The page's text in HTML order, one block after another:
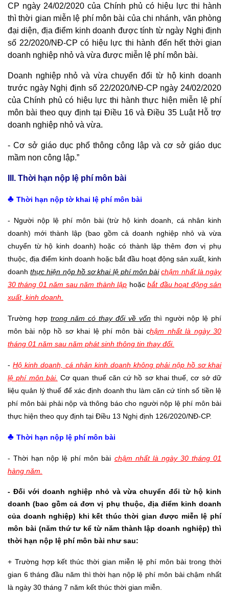
CP ngày 24/02/2020 của Chính phủ có hiệu lực thi hành
thì thời gian miễn lệ phí môn bài của chi nhánh, văn phòng
đại diện, địa điểm kinh doanh được tính từ ngày Nghị định
số 22/2020/NĐ-CP có hiệu lực thi hành đến hết thời gian
doanh nghiệp nhỏ và vừa được miễn lệ phí môn bài.
Doanh nghiệp nhỏ và vừa chuyển đổi từ hộ kinh doanh
trước ngày Nghị định số 22/2020/NĐ-CP ngày 24/02/2020
của Chính phủ có hiệu lực thi hành thực hiện miễn lệ phí
môn bài theo quy định tại Điều 16 và Điều 35 Luật Hỗ trợ
doanh nghiệp nhỏ và vừa.
- Cơ sở giáo dục phổ thông công lập và cơ sở giáo dục
mầm non công lập.”
III. Thời hạn nộp lệ phí môn bài
♣ Thời hạn nộp tờ khai lệ phí môn bài
- Người nộp lệ phí môn bài (trừ hộ kinh doanh, cá nhân kinh
doanh) mới thành lập (bao gồm cả doanh nghiệp nhỏ và vừa
chuyển từ hộ kinh doanh) hoặc có thành lập thêm đơn vị phụ
thuộc, địa điểm kinh doanh hoặc bắt đầu hoạt động sản xuất, kinh
doanhthực hiện nộp hồ sơ khai lệ phí môn bài chậm nhất là ngày
30 tháng 01 năm sau năm thành lập hoặcbắt đầu hoạt động sản
xuất, kinh doanh.
Trường hợp trong năm có thay đổi về vốn thì người nộp lệ phí
môn bài nộp hồ sơ khai lệ phí môn bài chậm nhất là ngày 30
tháng 01 năm sau năm phát sinh thông tin thay đổi.
- Hộ kinh doanh, cá nhân kinh doanh không phải nộp hồ sơ khai
lệ phí môn bài. Cơ quan thuế căn cứ hồ sơ khai thuế, cơ sở dữ
liệu quản lý thuế để xác định doanh thu làm căn cứ tính số tiền lệ
phí môn bài phải nộp và thông báo cho người nộp lệ phí môn bài
thực hiện theo quy định tại Điều 13 Nghị định 126/2020/NĐ-CP.
♣ Thời hạn nộp lệ phí môn bài
- Thời hạn nộp lệ phí môn bài chậm nhất là ngày 30 tháng 01
hàng năm.
- Đối với doanh nghiệp nhỏ và vừa chuyển đổi từ hộ kinh
doanh (bao gồm cả đơn vị phụ thuộc, địa điểm kinh doanh
của doanh nghiệp) khi kết thúc thời gian được miễn lệ phí
môn bài (năm thứ tư kể từ năm thành lập doanh nghiệp) thì
thời hạn nộp lệ phí môn bài như sau:
+ Trường hợp kết thúc thời gian miễn lệ phí môn bài trong thời
gian 6 tháng đầu năm thì thời hạn nộp lệ phí môn bài chậm nhất
là ngày 30 tháng 7 năm kết thúc thời gian miễn.